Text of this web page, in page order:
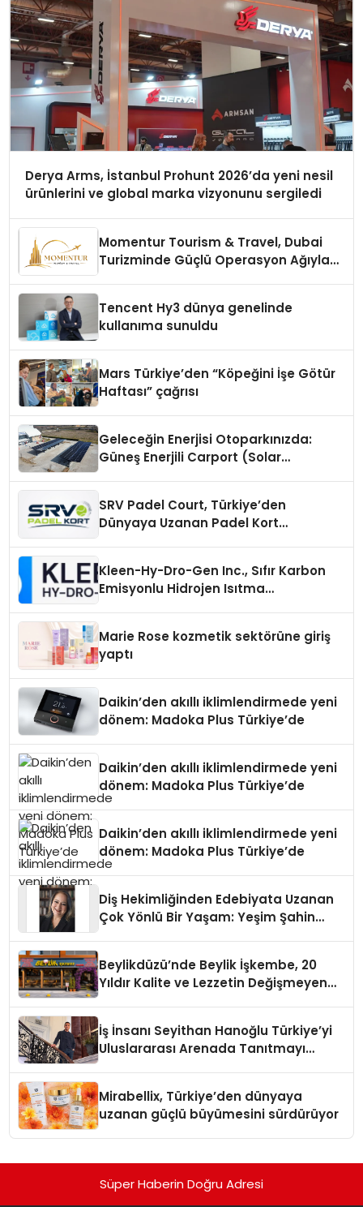
Derya Arms, İstanbul Prohunt 2026’da yeni nesil
ürünlerini ve global marka vizyonunu sergiledi
Momentur Tourism & Travel, Dubai
Turizminde Güçlü Operasyon Ağıyla
Tencent Hy3 dünya genelinde
kullanıma sunuldu
Mars Türkiye’den “Köpeğini İşe Götür
Haftası” çağrısı
Geleceğin Enerjisi Otoparkınızda:
Güneş Enerjili Carport (Solar
SRV Padel Court, Türkiye’den
Dünyaya Uzanan Padel Kort
Kleen-Hy-Dro-Gen Inc., Sıfır Karbon
Emisyonlu Hidrojen Isıtma
Marie Rose kozmetik sektörüne giriş
yaptı
Daikin’den akıllı iklimlendirmede yeni
dönem: Madoka Plus Türkiye’de
Daikin’den akıllı iklimlendirmede yeni
dönem: Madoka Plus Türkiye’de
Daikin’den akıllı iklimlendirmede yeni
dönem: Madoka Plus Türkiye’de
Diş Hekimliğinden Edebiyata Uzanan
Çok Yönlü Bir Yaşam: Yeşim Şahin
Beylikdüzü’nde Beylik İşkembe, 20
Yıldır Kalite ve Lezzetin Değişmeyen
İş İnsanı Seyithan Hanoğlu Türkiye’yi
Uluslararası Arenada Tanıtmayı
Mirabellix, Türkiye’den dünyaya
uzanan güçlü büyümesini sürdürüyor
Süper Haberin Doğru Adresi